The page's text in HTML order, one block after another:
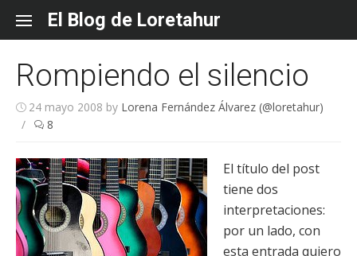
content
El Blog de Loretahur
Rompiendo el silencio
24 mayo 2008 by Lorena Fernández Álvarez (@loretahur)
/
8
El título del post
tiene dos
interpretaciones:
por un lado, con
esta entrada quiero